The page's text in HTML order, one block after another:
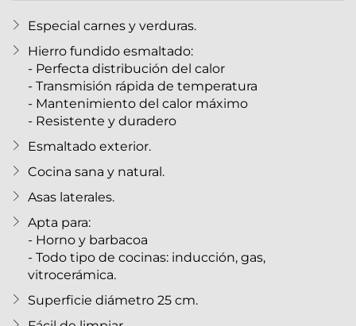
Especial carnes y verduras.
Hierro fundido esmaltado:
- Perfecta distribución del calor
- Transmisión rápida de temperatura
- Mantenimiento del calor máximo
- Resistente y duradero
Esmaltado exterior.
Cocina sana y natural.
Asas laterales.
Apta para:
- Horno y barbacoa
- Todo tipo de cocinas: inducción, gas,
vitrocerámica.
Superficie diámetro 25 cm.